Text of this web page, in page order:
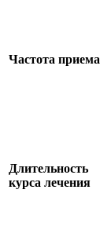
Частота приема
Длительность
курса лечения